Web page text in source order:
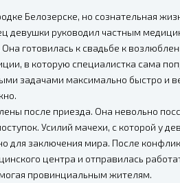
Белозерске, но сознательная
девушки руководил частным
готовилась к свадьбе к
в которую специалистка сама
задачами максимально быстро и
после приезда. Она невольно
Усилий мачехи, с которой у
для заключения мира. После
центра и отправилась
провинциальным жителям.